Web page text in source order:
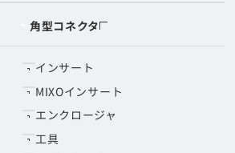
角型コネクタ
インサート
MIXOインサート
エンクロージャ
工具